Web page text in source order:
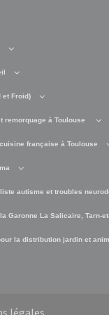
et Froid)
remorquage à Toulouse
française à Toulouse
autisme et troubles
Garonne La Salicaire, Tarn-
la distribution jardin et
légales